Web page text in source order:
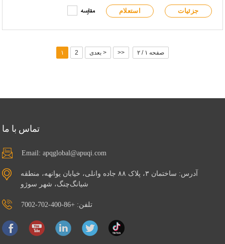
پنل جلویی با استاندارد IP65
پنل جلویی دارای پورت USB نوع A و نشانگرهای سیگنال یکپارچه است.
مجهز به دو کارت شبکه Intel® Gigabit Ethernet
راهکارهای ذخیره‌سازی دو هارد دیسک را فعال می‌کند
با منبع تغذیه DC 12 تا 28 ولت کار می‌کند
مقایسه استعلام جزئیات
۱ 2 بعدی > >> صفحه ۱ / ۲
تماس با ما
Email: apqglobal@apuqi.com
آدرس: ساختمان ۳، پلاک ۸۸ جاده وانلی، خیابان یوانهه، منطقه
شیانگ‌چنگ، شهر سوژو
تلفن: +86-400-702-7002